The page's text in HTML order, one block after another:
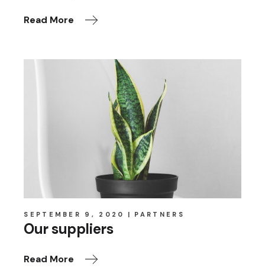
Read More
SEPTEMBER 9, 2020 PARTNERS
Our suppliers
Read More